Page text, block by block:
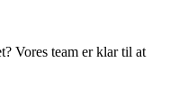
Vores team er klar til at